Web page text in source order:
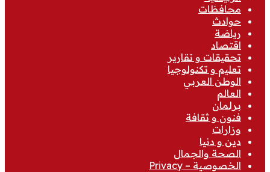
محافظات
حوادث
رياضة
اقتصاد
تحقيقات و تقارير
تعليم و تكنولوجيا
الوطن العربي
العالم
برلمان
فنون و ثقافة
وزارات
دين و دنيا
الصحة والجمال
الخصوصية – Privacy